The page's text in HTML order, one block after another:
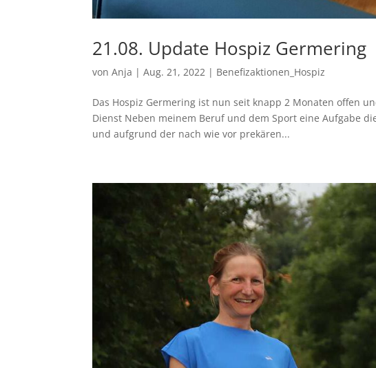
21.08. Update Hospiz Germering
vonAnja |Aug. 21, 2022 | Benefizaktionen_Hospiz
Das Hospiz Germering ist nun seit knapp 2 Monaten offen
Dienst Neben meinem Beruf und dem Sport eine Aufgabe
und aufgrund der nach wie vor prekären...